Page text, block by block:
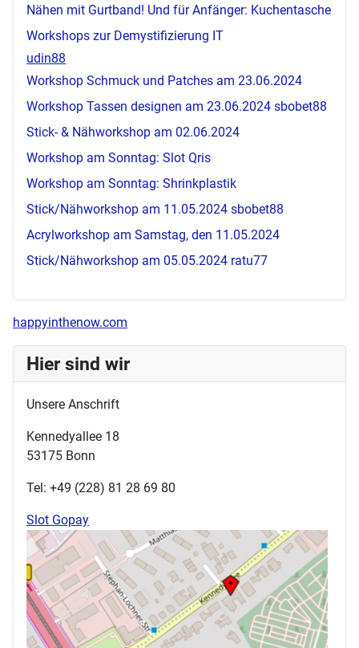
Nähen mit Gurtband! Und für Anfänger: Kuchentasche
Workshops zur Demystifizierung IT
udin88
Workshop Schmuck und Patches am 23.06.2024
Workshop Tassen designen am 23.06.2024 sbobet88
Stick- & Nähworkshop am 02.06.2024
Workshop am Sonntag: Slot Qris
Workshop am Sonntag: Shrinkplastik
Stick/Nähworkshop am 11.05.2024 sbobet88
Acrylworkshop am Samstag, den 11.05.2024
Stick/Nähworkshop am 05.05.2024 ratu77
happyinthenow.com
Hier sind wir
Unsere Anschrift
Kennedyallee 18
53175 Bonn
Tel: +49 (228) 81 28 69 80
Slot Gopay